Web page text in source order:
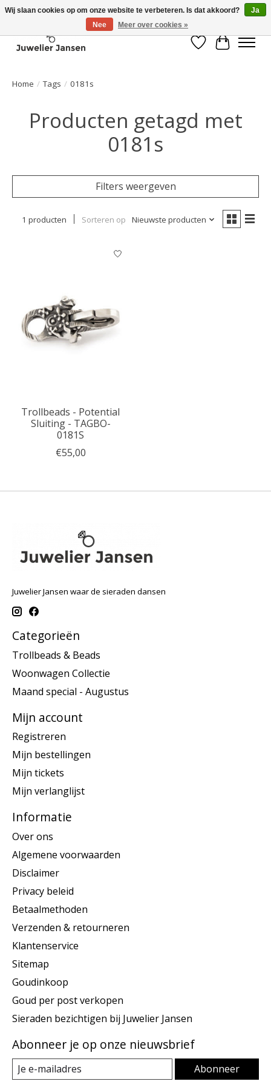
Verlanglijst
Home / Tags / 0181s
Producten getagd met
0181s
Filters weergeven
1 producten Sorteren op Nieuwste producten
Trollbeads - Potential
Sluiting - TAGBO-
0181S
€55,00
Juwelier Jansen waar de sieraden dansen
Categorieën
Trollbeads & Beads
Woonwagen Collectie
Maand special - Augustus
Mijn account
Registreren
Mijn bestellingen
Mijn tickets
Mijn verlanglijst
Informatie
Over ons
Algemene voorwaarden
Disclaimer
Privacy beleid
Betaalmethoden
Verzenden & retourneren
Klantenservice
Sitemap
Goudinkoop
Goud per post verkopen
Sieraden bezichtigen bij Juwelier Jansen
Abonneer je op onze nieuwsbrief
Abonneer
Wij slaan cookies op om onze website te verbeteren. Is dat akkoord?
Ja
Nee
Meer over cookies »